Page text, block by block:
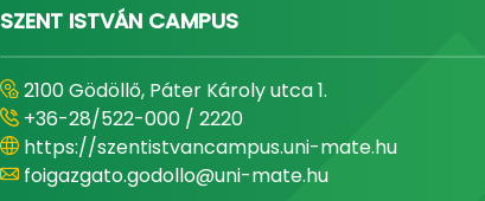
SZENT ISTVÁN CAMPUS
2100 Gödöllő, Páter Károly utca 1.
+36-28/522-000 / 2220
https://szentistvancampus.uni-mate.hu
foigazgato.godollo@uni-mate.hu